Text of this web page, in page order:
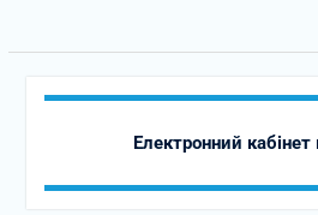
Електронний